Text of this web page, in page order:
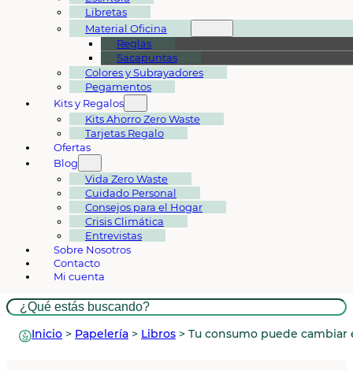
Libretas
Material Oficina
Reglas
Sacapuntas
Colores y Subrayadores
Pegamentos
Kits y Regalos
Kits Ahorro Zero Waste
Tarjetas Regalo
Ofertas
Blog
Vida Zero Waste
Cuidado Personal
Consejos para el Hogar
Crisis Climática
Entrevistas
Sobre Nosotros
Contacto
Mi cuenta
Buscar
Inicio > Papelería > Libros > Tu consumo puede cambiar